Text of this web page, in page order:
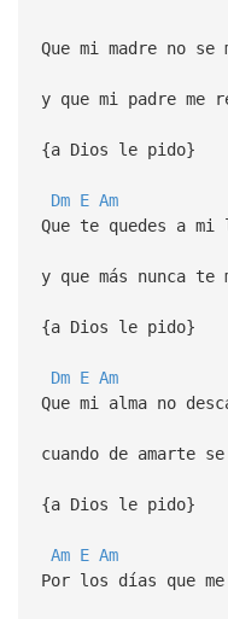
Que mi madre no se
y que mi padre me
{a Dios le pido}
Dm E Am
Que te quedes a mi
y que más nunca te
{a Dios le pido}
Dm E Am
Que mi alma no
cuando de amarte
{a Dios le pido}
Am E Am
Por los días que me